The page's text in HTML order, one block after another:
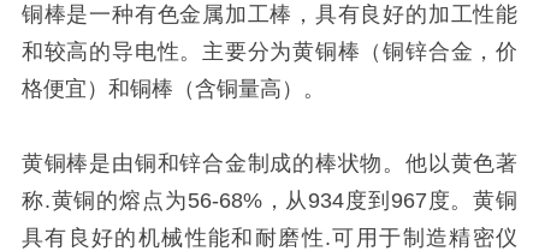
铜棒是一种有色金属加工棒，具有良好的加工性能
和较高的导电性。主要分为黄铜棒（铜锌合金，价
格便宜）和铜棒（含铜量高）。
黄铜棒是由铜和锌合金制成的棒状物。他以黄色著
称.黄铜的熔点为56-68%，从934度到967度。黄铜
具有良好的机械性能和耐磨性.可用于制造精密仪